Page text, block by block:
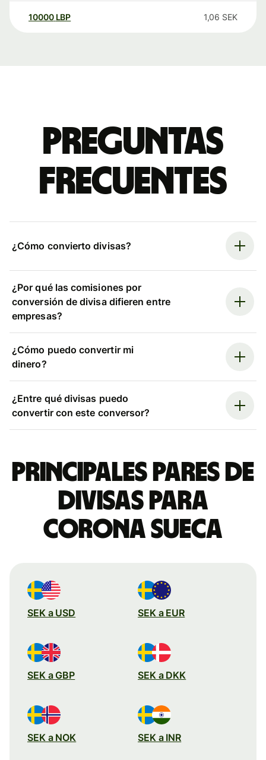
10000 LBP 1,06 SEK
Preguntas
frecuentes
¿Cómo convierto divisas?
¿Por qué las comisiones por
conversión de divisa difieren entre
empresas?
¿Cómo puedo convertir mi
dinero?
¿Entre qué divisas puedo
convertir con este conversor?
Principales pares de
divisas para
corona sueca
SEK a USD SEK a EUR
SEK a GBP SEK a DKK
SEK a NOK SEK a INR